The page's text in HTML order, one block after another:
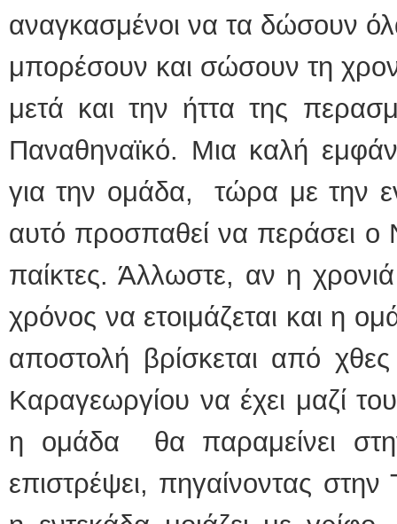
αναγκασμένοι να τα δώσουν
μπορέσουν και σώσουν τη
μετά και την ήττα της
Παναθηναϊκό. Μια καλή
για την ομάδα, τώρα με την
αυτό προσπαθεί να περάσει ο
παίκτες. Άλλωστε, αν η
χρόνος να ετοιμάζεται και η
αποστολή βρίσκεται από
Καραγεωργίου να έχει μαζί
η ομάδα θα παραμείνει
επιστρέψει, πηγαίνοντας